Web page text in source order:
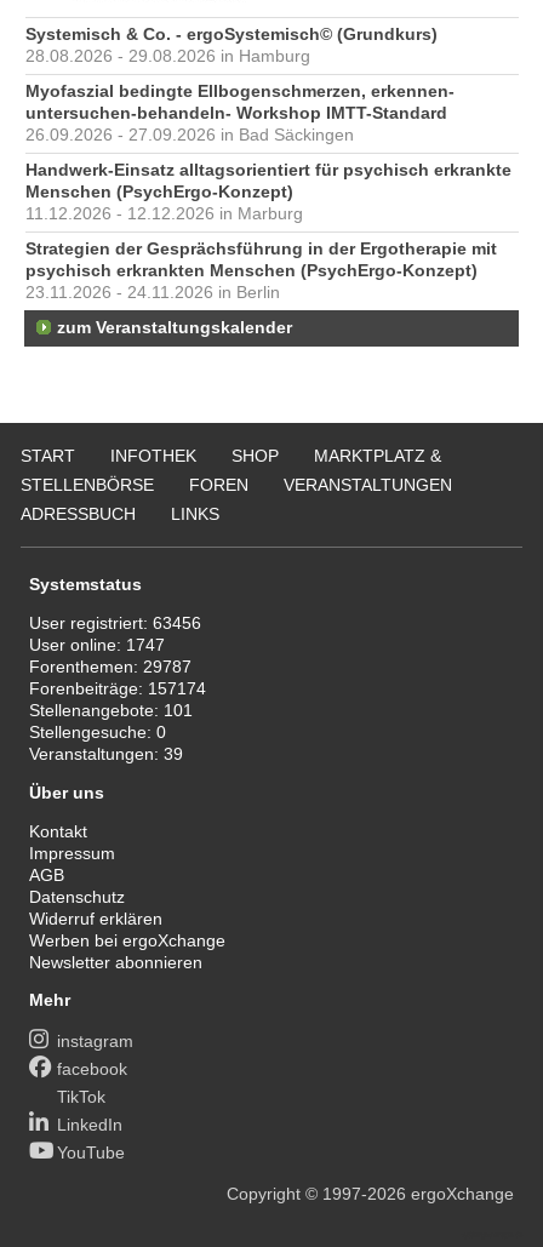
Systemisch & Co. - ergoSystemisch© (Grundkurs)
28.08.2026 - 29.08.2026 in Hamburg
Myofaszial bedingte Ellbogenschmerzen, erkennen-
untersuchen-behandeln- Workshop IMTT-Standard
26.09.2026 - 27.09.2026 in Bad Säckingen
Handwerk-Einsatz alltagsorientiert für psychisch erkrankte
Menschen (PsychErgo-Konzept)
11.12.2026 - 12.12.2026 in Marburg
Strategien der Gesprächsführung in der Ergotherapie mit
psychisch erkrankten Menschen (PsychErgo-Konzept)
23.11.2026 - 24.11.2026 in Berlin
zum Veranstaltungskalender
START INFOTHEK SHOP
MARKTPLATZ &
STELLENBÖRSE
FOREN
VERANSTALTUNGEN
ADRESSBUCH
LINKS
Systemstatus
User registriert:63456
User online: 1747
Forenthemen: 29787
Forenbeiträge: 157174
Stellenangebote: 101
Stellengesuche:0
Veranstaltungen:39
Über uns
Kontakt
Impressum
AGB
Datenschutz
Widerruf erklären
Werben bei ergoXchange
Newsletter abonnieren
Mehr
instagram
facebook
TikTok
LinkedIn
YouTube
Copyright© 1997-2026 ergoXchange